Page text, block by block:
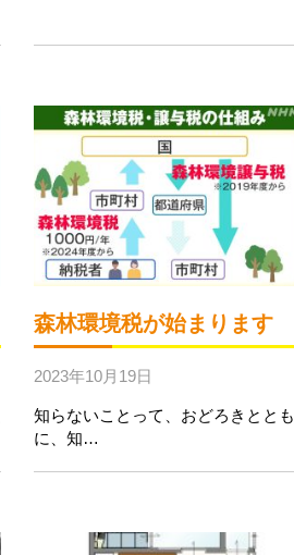
森林環境税が始まります
2023年10月19日
知らないことって、おどろきととも
に、知…